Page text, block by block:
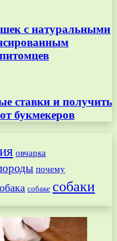
с натуральными
ставки и получить
букмекеров
овчарка
почему
собаке собаки